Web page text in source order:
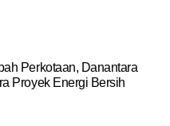
Perkotaan, Danantara
Proyek Energi Bersih